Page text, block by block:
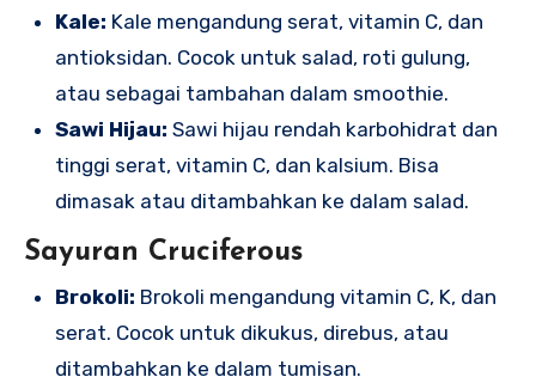
Kale: Kale mengandung serat, vitamin C, dan
antioksidan. Cocok untuk salad, roti gulung,
atau sebagai tambahan dalam smoothie.
Sawi Hijau: Sawi hijau rendah karbohidrat dan
tinggi serat, vitamin C, dan kalsium. Bisa
dimasak atau ditambahkan ke dalam salad.
Sayuran Cruciferous
Brokoli: Brokoli mengandung vitamin C, K, dan
serat. Cocok untuk dikukus, direbus, atau
ditambahkan ke dalam tumisan.